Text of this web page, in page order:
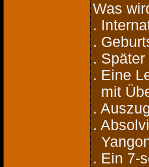
Was
.
.
.
. Eine
mit
.
.
. Ein 7-